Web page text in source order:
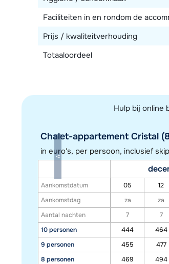
Faciliteiten in en rondom de
Prijs / kwaliteitverhouding
Totaaloordeel
Hulp bij online
Chalet-appartement Cristal
in euro's, per persoon, inclusief
Aankomstdatum
Aankomstdag
Aantal nachten
10 personen
9 personen
8 personen
05 12
za
za
7
7
444
464
455
477
469
494